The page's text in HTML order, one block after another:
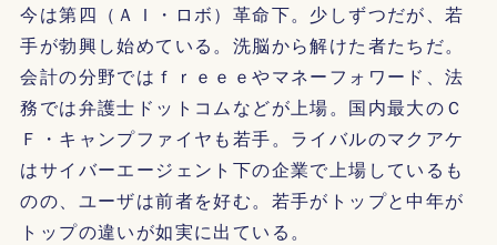
今は第四（ＡＩ・ロボ）革命下。少しずつだが、若
手が勃興し始めている。洗脳から解けた者たちだ。
会計の分野ではｆｒｅｅｅやマネーフォワード、法
務では弁護士ドットコムなどが上場。国内最大のＣ
Ｆ・キャンプファイヤも若手。ライバルのマクアケ
はサイバーエージェント下の企業で上場しているも
のの、ユーザは前者を好む。若手がトップと中年が
トップの違いが如実に出ている。